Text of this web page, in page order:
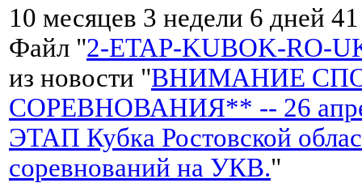
10 месяцев 3 недели 6 дней
Файл "2-ETAP-KUBOK-RO-
из новости "ВНИМАНИЕ
СОРЕВНОВАНИЯ** -- 26
ЭТАП Кубка Ростовской
соревнований на УКВ."